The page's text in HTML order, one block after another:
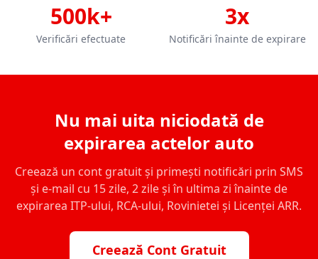
500k+
Verificări efectuate
3x
Notificări înainte de expirare
Nu mai uita niciodată de
expirarea actelor auto
Creează un cont gratuit și primești notificări prin SMS
și e-mail cu 15 zile, 2 zile și în ultima zi înainte de
expirarea ITP-ului, RCA-ului, Rovinietei și Licenței ARR.
Creează Cont Gratuit